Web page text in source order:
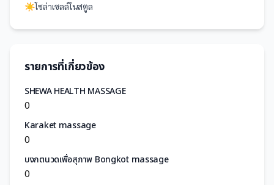
☀️โซล่าเซลล์ในสตูล
รายการที่เกี่ยวข้อง
SHEWA HEALTH MASSAGE
0
Karaket massage
0
บงกตนวดเพื่อสุภาพ Bongkot massage
0